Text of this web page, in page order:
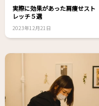
実際に効果があった肩痩せスト
レッチ５選
2023年12月21日